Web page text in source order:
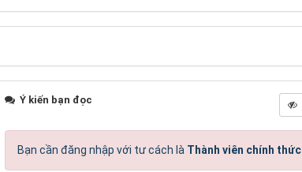
Ý kiến bạn đọc
Bạn cần đăng nhập với tư cách là Thành viên chính thức